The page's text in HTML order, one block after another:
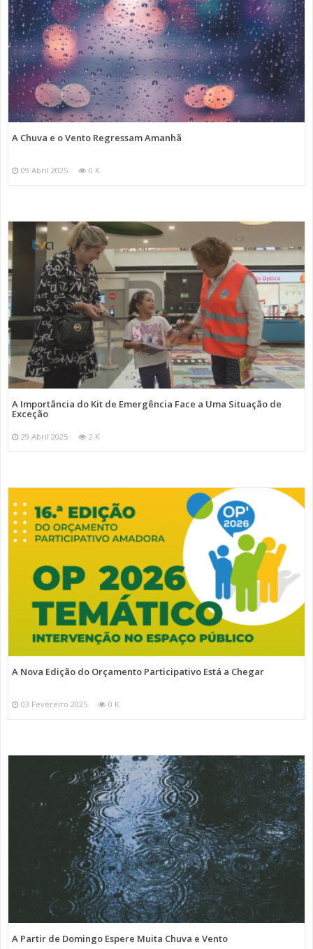
A Chuva e o Vento Regressam Amanhã
09 Abril 2025 0 K
A Importância do Kit de Emergência Face a Uma Situação de
Exceção
29 Abril 2025 2 K
A Nova Edição do Orçamento Participativo Está a Chegar
03 Fevereiro 2025 0 K
A Partir de Domingo Espere Muita Chuva e Vento